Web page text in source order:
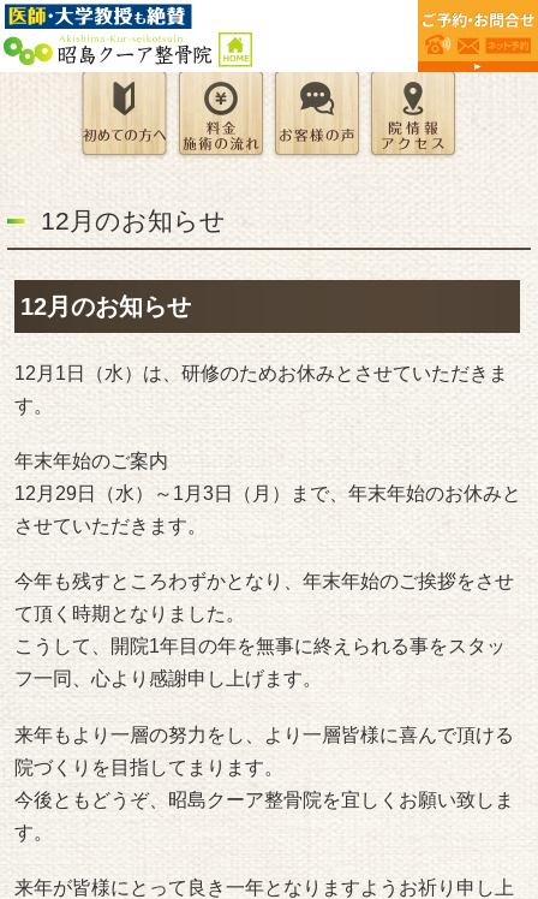
12月のお知らせ
12月のお知らせ
12月1日（水）は、研修のためお休みとさせていただきま
す。
年末年始のご案内
12月29日（水）～1月3日（月）まで、年末年始のお休みと
させていただきます。
今年も残すところわずかとなり、年末年始のご挨拶をさせ
て頂く時期となりました。
こうして、開院1年目の年を無事に終えられる事をスタッ
フ一同、心より感謝申し上げます。
来年もより一層の努力をし、より一層皆様に喜んで頂ける
院づくりを目指してまります。
今後ともどうぞ、昭島クーア整骨院を宜しくお願い致しま
す。
来年が皆様にとって良き一年となりますようお祈り申し上